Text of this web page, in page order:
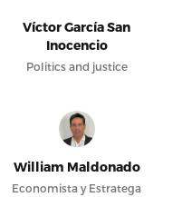
Víctor García San
Inocencio
Politics and justice
William Maldonado
Economista y Estratega